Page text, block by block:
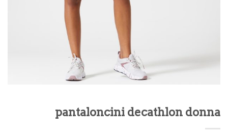
pantaloncini decathlon donna